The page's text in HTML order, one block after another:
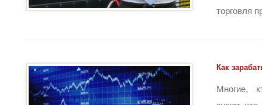
торговля
Как
Многие,